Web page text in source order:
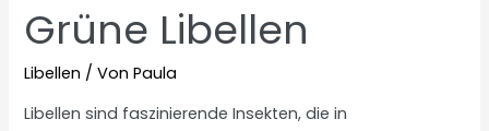
Grüne Libellen
Libellen / VonPaula
Libellen sind faszinierende Insekten, die in